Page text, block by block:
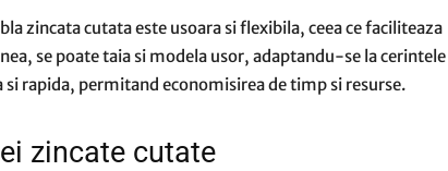
zincata cutata este usoara si flexibila, ceea ce faciliteaza
se poate taia si modela usor, adaptandu-se la cerintele
rapida, permitand economisirea de timp si resurse.
zincate cutate